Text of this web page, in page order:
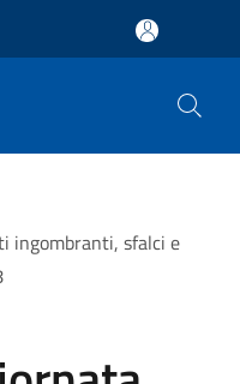
ingombranti, sfalci e